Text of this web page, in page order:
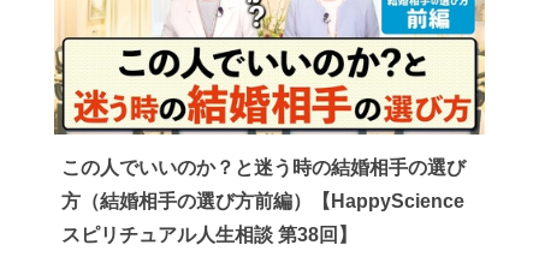
この人でいいのか？と迷う時の結婚相手の選び
方（結婚相手の選び方前編）【HappyScience
スピリチュアル人生相談 第38回】